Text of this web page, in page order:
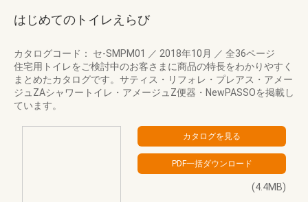
はじめてのトイレえらび
カタログコード： セ-SMPM01 ／ 2018年10月 ／ 全36ページ
住宅用トイレをご検討中のお客さまに商品の特長をわかりやすく
まとめたカタログです。サティス・リフォレ・プレアス・アメー
ジュZAシャワートイレ・アメージュZ便器・NewPASSOを掲載し
ています。
(4.4MB)